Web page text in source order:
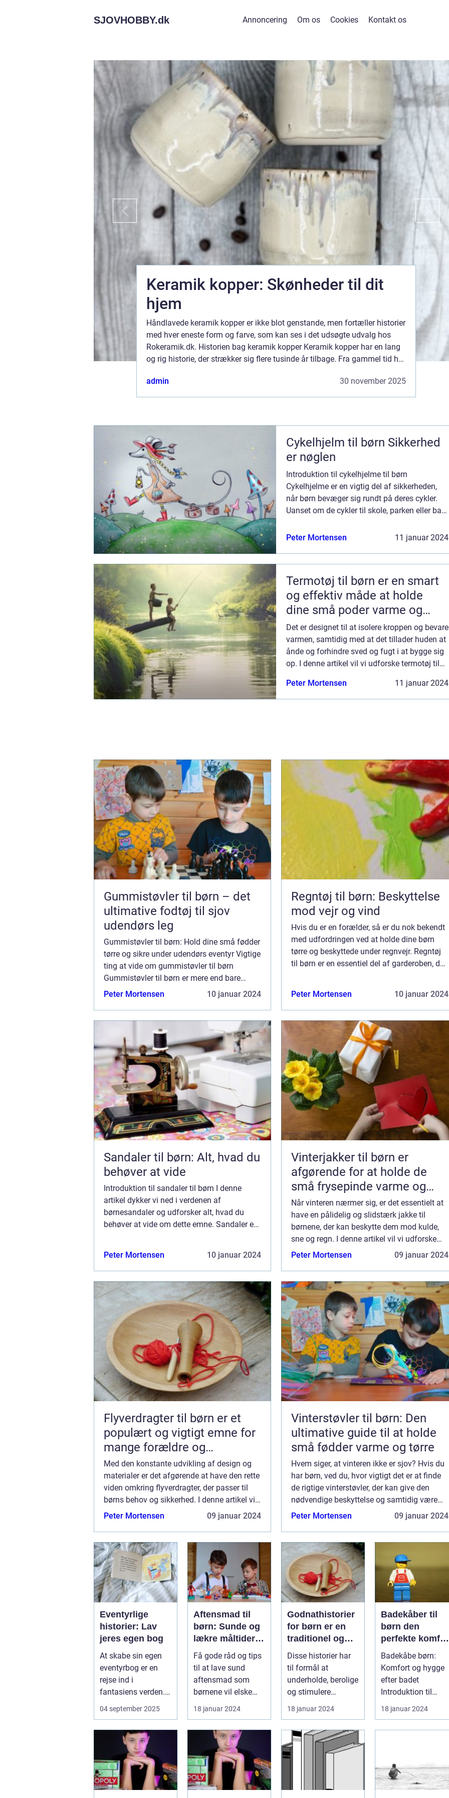
SJOVHOBBY.dk Annoncering Om os Cookies Kontakt os
Keramik kopper: Skønheder til dit
hjem
Håndlavede keramik kopper er ikke blot genstande, men fortæller historier
med hver eneste form og farve, som kan ses i det udsøgte udvalg hos
Rokeramik.dk. Historien bag keramik kopper Keramik kopper har en lang
og rig historie, der strækker sig flere tusinde år tilbage. Fra gammel tid har
admin
30 november 2025
Cykelhjelm til børn Sikkerhed
er nøglen
Introduktion til cykelhjelme til børn
Cykelhjelme er en vigtig del af sikkerheden,
når børn bevæger sig rundt på deres cykler.
Uanset om de cykler til skole, parken eller bare
deres hovede mod fald og ska...
Peter Mortensen 11 januar 2024
Termotøj til børn er en smart
og effektiv måde at holde
dine små poder varme og
tørre i vintermånederne
Det er designet til at isolere kroppen og bevare
varmen, samtidig med at det tillader huden at
ånde og forhindre sved og fugt i at bygge sig
op. I denne artikel vil vi udforske termotøj til
historiske udv...
Peter Mortensen 11 januar 2024
Gummistøvler til børn – det
ultimative fodtøj til sjov
udendørs leg
Gummistøvler til børn: Hold dine små fødder
tørre og sikre under udendørs eventyr Vigtige
ting at vide om gummistøvler til børn
Gummistøvler til børn er mere end bare
fodtøj – de er en nødvendighed for at sikre,
Peter Mortensen 10 januar 2024
Regntøj til børn: Beskyttelse
mod vejr og vind
Hvis du er en forælder, så er du nok bekendt
med udfordringen ved at holde dine børn
tørre og beskyttede under regnvejr. Regntøj
til børn er en essentiel del af garderoben, da
Peter Mortensen 10 januar 2024
Sandaler til børn: Alt, hvad du
behøver at vide
Introduktion til sandaler til børn I denne
artikel dykker vi ned i verdenen af
børnesandaler og udforsker alt, hvad du
behøver at vide om dette emne. Sandaler er
Peter Mortensen 10 januar 2024
Vinterjakker til børn er
afgørende for at holde de
små frysepinde varme og
tørre i den kolde sæson
Når vinteren nærmer sig, er det essentielt at
have en pålidelig og slidstærk jakke til
børnene, der kan beskytte dem mod kulde,
sne og regn. I denne artikel vil vi udforske
vinterjakker til børn og fokusere på, hvad der
Peter Mortensen 09 januar 2024
Flyverdragter til børn er et
populært og vigtigt emne for
mange forældre og
bekymrede voksne
Med den konstante udvikling af design og
materialer er det afgørende at have den rette
viden omkring flyverdragter, der passer til
børns behov og sikkerhed. I denne artikel vil
vi udforske, hvordan flyverdragter til børn
Peter Mortensen 09 januar 2024
Vinterstøvler til børn: Den
ultimative guide til at holde
små fødder varme og tørre
Hvem siger, at vinteren ikke er sjov? Hvis du
har børn, ved du, hvor vigtigt det er at finde
de rigtige vinterstøvler, der kan give den
nødvendige beskyttelse og samtidig være
praktiske og komfortable. I denne artikel vil
Peter Mortensen 09 januar 2024
Eventyrlige
historier: Lav
jeres egen bog
At skabe sin egen
eventyrbog er en
rejse ind i
fantasiens verden.
Det handler ikke kun
om at finde p...
04 september 2025
Aftensmad til
børn: Sunde og
lækre måltider
der gør en
forskel
Få gode råd og tips
til at lave sund
aftensmad som
børnene vil elske
Introduktion: At lave
sund og ...
18 januar 2024
Godnathistorier
for børn er en
traditionel og
populær
praksis, der
involverer at
fortælle historier
til børn som en
del af deres
sengetidsrutine
Disse historier har
til formål at
underholde, berolige
og stimulere
fantasien hos børn,
og de kan ha...
18 januar 2024
Badekåber til
børn den
perfekte komfort
efter badet
Badekåbe børn:
Komfort og hygge
efter badet
Introduktion til
18 januar 2024